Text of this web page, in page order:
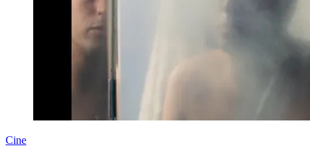
Cine